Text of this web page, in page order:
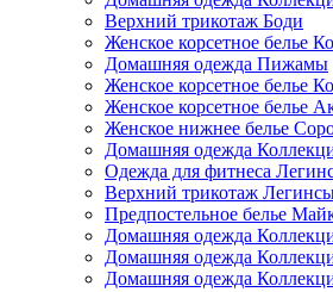
Верхний трикотаж Боди
Женское корсетное белье
Домашняя одежда Пижамы
Женское корсетное белье
Женское корсетное белье
Женское нижнее белье
Домашняя одежда
Одежда для фитнеса
Верхний трикотаж
Предпостельное белье
Домашняя одежда
Домашняя одежда
Домашняя одежда